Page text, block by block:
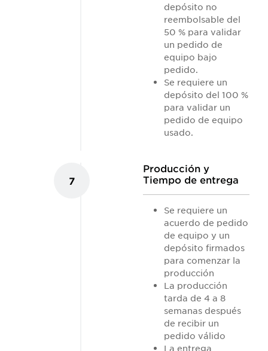
depósito no
reembolsable del
50 % para validar
un pedido de
equipo bajo
pedido.
Se requiere un
depósito del 100 %
para validar un
pedido de equipo
usado.
7
Producción y
Tiempo de entrega
Se requiere un
acuerdo de pedido
de equipo y un
depósito firmados
para comenzar la
producción
La producción
tarda de 4 a 8
semanas después
de recibir un
pedido válido
La entrega